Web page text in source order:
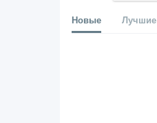
Новые Лучшие